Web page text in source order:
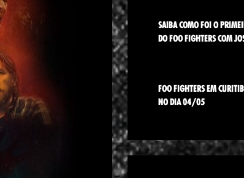
SAIBA COMO FOI O
DO FOO FIGHTERS COM
FOO FIGHTERS EM
NO DIA 04/05